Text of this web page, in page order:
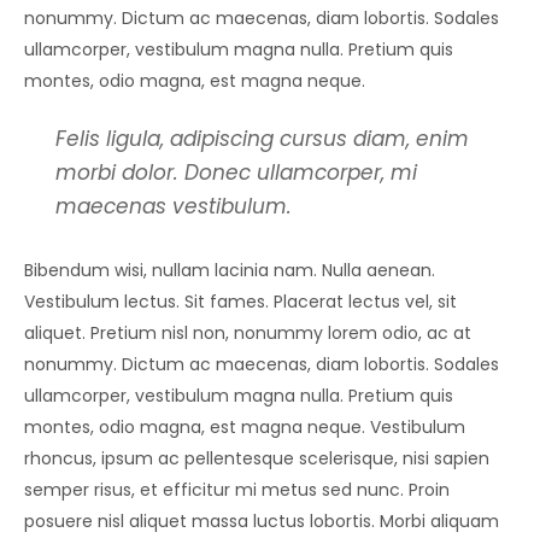
nonummy. Dictum ac maecenas, diam lobortis. Sodales
ullamcorper, vestibulum magna nulla. Pretium quis
montes, odio magna, est magna neque.
Felis ligula, adipiscing cursus diam, enim
morbi dolor. Donec ullamcorper, mi
maecenas vestibulum.
Bibendum wisi, nullam lacinia nam. Nulla aenean.
Vestibulum lectus. Sit fames. Placerat lectus vel, sit
aliquet. Pretium nisl non, nonummy lorem odio, ac at
nonummy. Dictum ac maecenas, diam lobortis. Sodales
ullamcorper, vestibulum magna nulla. Pretium quis
montes, odio magna, est magna neque. Vestibulum
rhoncus, ipsum ac pellentesque scelerisque, nisi sapien
semper risus, et efficitur mi metus sed nunc. Proin
posuere nisl aliquet massa luctus lobortis. Morbi aliquam